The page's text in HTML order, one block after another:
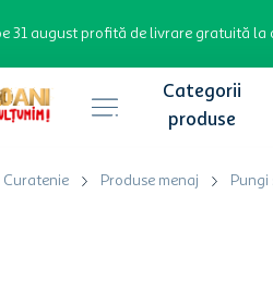
31 august profită de livrare gratuită la
Curatenie Produse menaj Pungi